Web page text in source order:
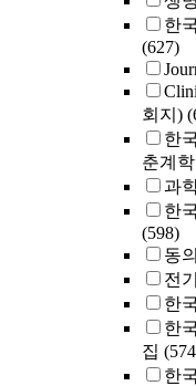
한
(627)
회지)
한
춘계
과
한
(598)
동
전
한
한
집
한